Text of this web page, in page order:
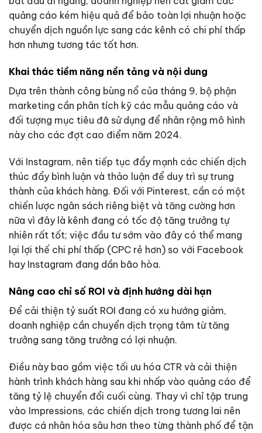
quảng cáo kém hiệu quả để bảo toàn lợi nhuận hoặc
chuyển dịch nguồn lực sang các kênh có chi phí thấp
hơn nhưng tương tác tốt hơn.
Khai thác tiềm năng nền tảng và nội dung
Dựa trên thành công bùng nổ của tháng 9, bộ phận
marketing cần phân tích kỹ các mẫu quảng cáo và
đối tượng mục tiêu đã sử dụng để nhân rộng mô hình
này cho các đợt cao điểm năm 2024.
Với Instagram, nên tiếp tục đẩy mạnh các chiến dịch
thúc đẩy bình luận và thảo luận để duy trì sự trung
thành của khách hàng. Đối với Pinterest, cần có một
chiến lược ngân sách riêng biệt và tăng cường hơn
nữa vì đây là kênh đang có tốc độ tăng trưởng tự
nhiên rất tốt; việc đầu tư sớm vào đây có thể mang
lại lợi thế chi phí thấp (CPC rẻ hơn) so với Facebook
hay Instagram đang dần bão hòa.
Nâng cao chỉ số ROI và định hướng dài hạn
Để cải thiện tỷ suất ROI đang có xu hướng giảm,
doanh nghiệp cần chuyển dịch trọng tâm từ tăng
trưởng sang tăng trưởng có lợi nhuận.
Điều này bao gồm việc tối ưu hóa CTR và cải thiện
hành trình khách hàng sau khi nhấp vào quảng cáo để
tăng tỷ lệ chuyển đổi cuối cùng. Thay vì chỉ tập trung
vào Impressions, các chiến dịch trong tương lai nên
được cá nhân hóa sâu hơn theo từng thành phố để tận